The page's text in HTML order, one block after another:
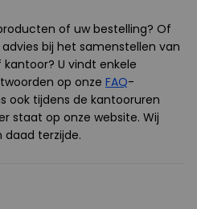
of uw bestelling? Of
bij het samenstellen van
kantoor? U vindt enkele
op onze FAQ-
ook tijdens de kantooruren
staat op onze website. Wij
terzijde.